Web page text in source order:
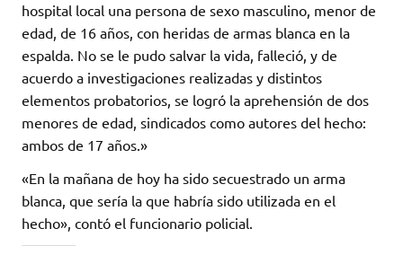
hospital local una persona de sexo masculino, menor de
edad, de 16 años, con heridas de armas blanca en la
espalda. No se le pudo salvar la vida, falleció, y de
acuerdo a investigaciones realizadas y distintos
elementos probatorios, se logró la aprehensión de dos
menores de edad, sindicados como autores del hecho:
ambos de 17 años.»
«En la mañana de hoy ha sido secuestrado un arma
blanca, que sería la que habría sido utilizada en el
hecho», contó el funcionario policial.